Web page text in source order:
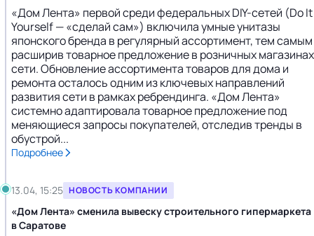
«Дом Лента» первой среди федеральных DIY-сетей (Do It
Yourself — «сделай сам») включила умные унитазы
японского бренда в регулярный ассортимент, тем самым
расширив товарное предложение в розничных магазинах
сети. Обновление ассортимента товаров для дома и
ремонта осталось одним из ключевых направлений
развития сети в рамках ребрендинга. «Дом Лента»
системно адаптировала товарное предложение под
меняющиеся запросы покупателей, отследив тренды в
обустрой...
Подробнее
13.04, 15:25 НОВОСТЬ КОМПАНИИ
«Дом Лента» сменила вывеску строительного гипермаркета
в Саратове